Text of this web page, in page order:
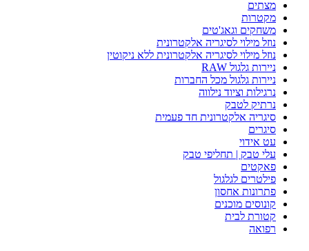
מצתים
מקטרות
משחקים וגאג'טים
נוזל מילוי לסיגריה אלקטרונית
נוזל מילוי לסיגריה אלקטרונית ללא ניקוטין
ניירות גלגול RAW
ניירות גלגול מכל החברות
נרגילות וציוד נילווה
נרתיק לטבק
סיגריה אלקטרונית חד פעמית
סיגרים
עט אידוי
עלי טבק | תחליפי טבק
פאקטים
פילטרים לגלגול
פתרונות אחסון
קונוסים מוכנים
קטורת לבית
רפואה